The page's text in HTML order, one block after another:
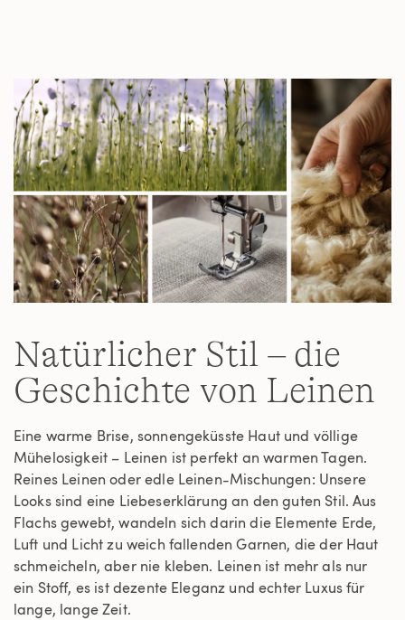
Seite.
Natürlicher Stil – die
Geschichte von Leinen
Eine warme Brise, sonnengeküsste Haut und völlige
Mühelosigkeit – Leinen ist perfekt an warmen Tagen.
Reines Leinen oder edle Leinen-Mischungen: Unsere
Looks sind eine Liebeserklärung an den guten Stil. Aus
Flachs gewebt, wandeln sich darin die Elemente Erde,
Luft und Licht zu weich fallenden Garnen, die der Haut
schmeicheln, aber nie kleben. Leinen ist mehr als nur
ein Stoff, es ist dezente Eleganz und echter Luxus für
lange, lange Zeit.